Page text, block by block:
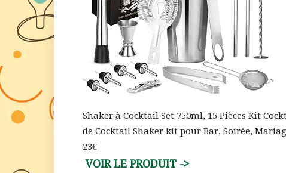
Shaker à Cocktail Set 750ml, 15 Pièces Kit
de Cocktail Shaker kit pour Bar, Soirée,
23€